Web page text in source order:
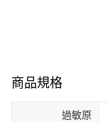
商品規格
過敏原